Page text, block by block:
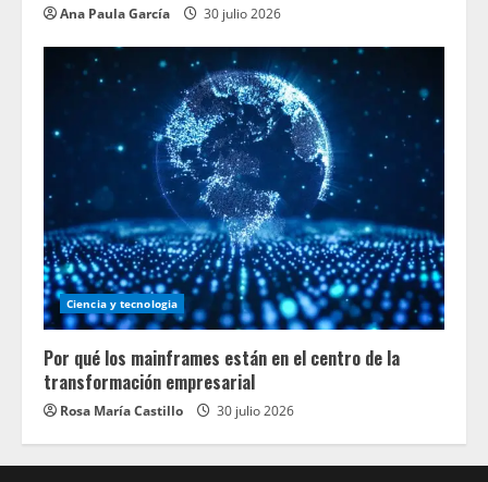
Ana Paula García 30 julio 2026
Ciencia y tecnologia
Por qué los mainframes están en el centro de la
transformación empresarial
Rosa María Castillo 30 julio 2026